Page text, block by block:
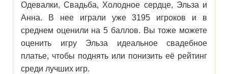
Одевалки, Свадьба, Холодное сердце, Эльза и
Анна. В нее играли уже 3195 игроков и в
среднем оценили на 5 баллов. Вы тоже можете
оценить игру Эльза идеальное свадебное
платье, чтобы поднять или понизить её рейтинг
среди лучших игр.